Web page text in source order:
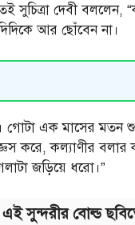
সুচিত্রা দেবী
আর ছোঁবেন না।
এক মাসের মতন
করে, কল্যাণীর বলার
জড়িয়ে ধরো।”
এই সুন্দরীর বোল্ড